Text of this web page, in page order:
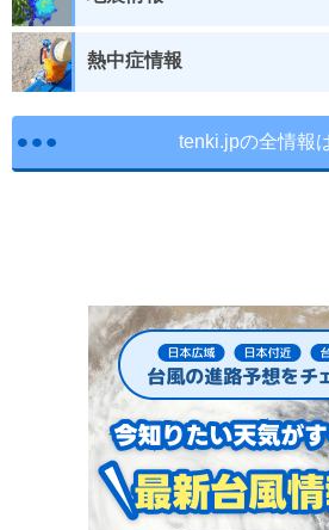
熱中症情報
tenki.jpの全情報